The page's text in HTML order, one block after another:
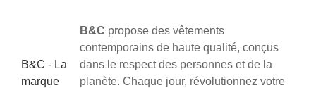
B&C - La
marque
B&C propose des vêtements
contemporains de haute qualité, conçus
dans le respect des personnes et de la
planète. Chaque jour, révolutionnez votre